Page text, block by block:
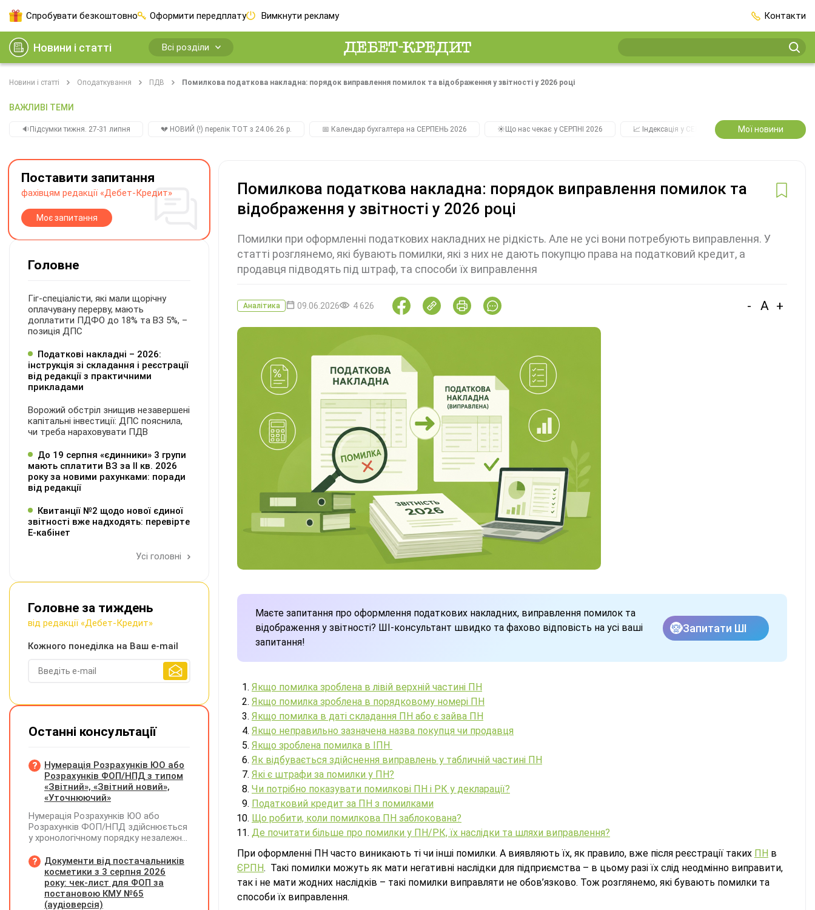
Спробувати безкоштовно Оформити передплату Вимкнути рекламу Контакти
Новини і статті Всі розділи
Новини і статті Оподаткування ПДВ Помилкова податкова накладна: порядок виправлення помилок та відображення у звітності у 2026 році
ВАЖЛИВІ ТЕМИ
🔉Підсумки тижня. 27-31 липня 💔 НОВИЙ (!) перелік ТОТ з 24.06.26 р. 📅 Календар бухгалтера на СЕРПЕНЬ 2026 ☀️Що нас чекає у СЕРПНІ 2026 📈 Індексація у СЕРПНІ 2️⃣0️⃣2️⃣7️⃣ Усі
Мої новини
Помилкова податкова накладна: порядок виправлення помилок та
відображення у звітності у 2026 році
Помилки при оформленні податкових накладних не рідкість. Але не усі вони потребують виправлення. У
статті розглянемо, які бувають помилки, які з них не дають покупцю права на податковий кредит, а
продавця підводять під штраф, та способи їх виправлення
Аналітика 09.06.2026 4 626 - A +
Маєте запитання про оформлення податкових накладних, виправлення помилок та
відображення у звітності? ШІ-консультант швидко та фахово відповість на усі ваші
запитання!
Запитати ШІ
Якщо помилка зроблена в лівій верхній частині ПН
Якщо помилка зроблена в порядковому номері ПН
Якщо помилка в даті складання ПН або є зайва ПН
Якщо неправильно зазначена назва покупця чи продавця
Якщо зроблена помилка в ІПН
Як відбувається здійснення виправлень у табличній частині ПН
Які є штрафи за помилки у ПН?
Чи потрібно показувати помилкові ПН і РК у декларації?
Податковий кредит за ПН з помилками
Що робити, коли помилкова ПН заблокована?
Де почитати більше про помилки у ПН/РК, їх наслідки та шляхи виправлення?
При оформленні ПН часто виникають ті чи інші помилки. А виявляють їх, як правило, вже після реєстрації таких ПН в
ЄРПН. Такі помилки можуть як мати негативні наслідки для підприємства – в цьому разі їх слід неодмінно виправити,
так і не мати жодних наслідків – такі помилки виправляти не обов’язково. Тож розглянемо, які бувають помилки та
способи їх виправлення.
Поставити запитання
фахівцям редакції «Дебет-Кредит»
Моє запитання
Головне
Гіг-спеціалісти, які мали щорічну
оплачувану перерву, мають
доплатити ПДФО до 18% та ВЗ 5%, –
позиція ДПС
Податкові накладні – 2026:
інструкція зі складання і реєстрації
від редакції з практичними
прикладами
Ворожий обстріл знищив незавершені
капітальні інвестиції: ДПС пояснила,
чи треба нараховувати ПДВ
До 19 серпня «єдинники» 3 групи
мають сплатити ВЗ за ІІ кв. 2026
року за новими рахунками: поради
від редакції
Квитанції №2 щодо нової єдиної
звітності вже надходять: перевірте
Е-кабінет
Усі головні
Головне за тиждень
від редакції «Дебет-Кредит»
Кожного понеділка на Ваш e-mail
Останні консультації
Нумерація Розрахунків ЮО або
Розрахунків ФОП/НПД з типом
«Звітний», «Звітний новий»,
«Уточнюючий»
Нумерація Розрахунків ЮО або
Розрахунків ФОП/НПД здійснюється
у хронологічному порядку незалежно
звітного (податкового) періоду та не
продовжується в наступних
Документи від постачальників
косметики з 3 серпня 2026
року: чек-лист для ФОП за
постановою КМУ №65
(аудіоверсія)